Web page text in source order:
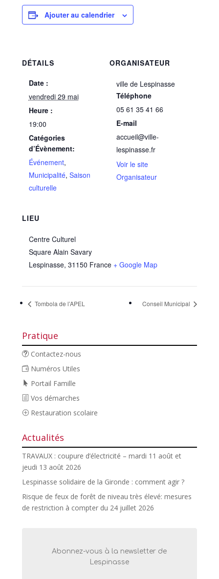
Ajouter au calendrier
DÉTAILS
Date :
vendredi 29 mai
Heure :
19:00
Catégories
d’Évènement:
Événement,
Municipalité, Saison
culturelle
LIEU
Centre Culturel
Square Alain Savary
Lespinasse, 31150 France + Google Map
ORGANISATEUR
ville de Lespinasse
Téléphone
05 61 35 41 66
E-mail
accueil@ville-
lespinasse.fr
Voir le site
Organisateur
Tombola de l’APEL Conseil Municipal
Pratique
Contactez-nous
Numéros Utiles
Portail Famille
Vos démarches
Restauration scolaire
Actualités
TRAVAUX : coupure d’électricité – mardi 11 août et
jeudi 13 août 2026
Lespinasse solidaire de la Gironde : comment agir ?
Risque de feux de forêt de niveau très élevé: mesures
de restriction à compter du 24 juillet 2026
Abonnez-vous à la newsletter de
Lespinasse